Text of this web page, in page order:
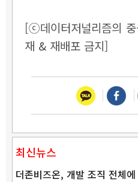
[ⓒ데이터저널리즘의
재 & 재배포 금지]
최신뉴스
더존비즈온, 개발 조직 전체